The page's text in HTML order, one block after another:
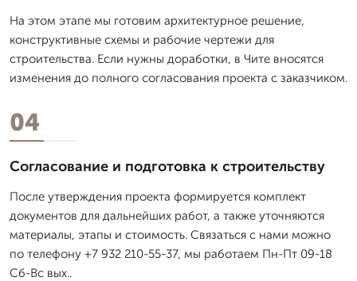
На этом этапе мы готовим архитектурное решение,
конструктивные схемы и рабочие чертежи для
строительства. Если нужны доработки, в Чите вносятся
изменения до полного согласования проекта с заказчиком.
04
Согласование и подготовка к строительству
После утверждения проекта формируется комплект
документов для дальнейших работ, а также уточняются
материалы, этапы и стоимость. Связаться с нами можно
по телефону +7 932 210-55-37, мы работаем Пн-Пт 09-18
Сб-Вс вых..